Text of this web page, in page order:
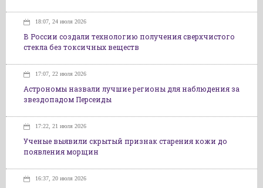
18:07, 24 июля 2026
В России создали технологию получения сверхчистого
стекла без токсичных веществ
17:07, 22 июля 2026
Астрономы назвали лучшие регионы для наблюдения за
звездопадом Персеиды
17:22, 21 июля 2026
Ученые выявили скрытый признак старения кожи до
появления морщин
16:37, 20 июля 2026